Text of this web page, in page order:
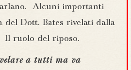
Alcuni importanti
del Dott. Bates rivelati dalla
Il ruolo del riposo.
a tutti ma va